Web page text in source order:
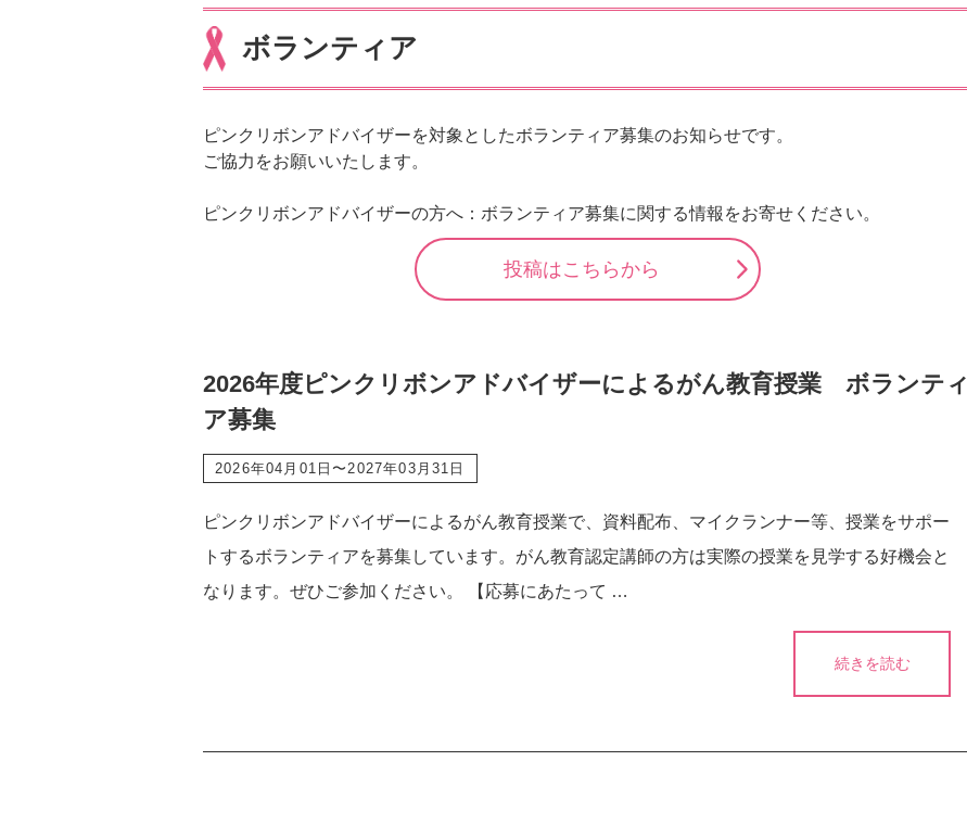
ボランティア
ピンクリボンアドバイザーを対象としたボランティア募集のお知らせです。
ご協力をお願いいたします。
ピンクリボンアドバイザーの方へ：ボランティア募集に関する情報をお寄せください。
投稿はこちらから
2026年度ピンクリボンアドバイザーによるがん教育授業 ボランティ
ア募集
2026年04月01日〜2027年03月31日
ピンクリボンアドバイザーによるがん教育授業で、資料配布、マイクランナー等、授業をサポー
トするボランティアを募集しています。がん教育認定講師の方は実際の授業を見学する好機会と
なります。ぜひご参加ください。 【応募にあたって …
続きを読む